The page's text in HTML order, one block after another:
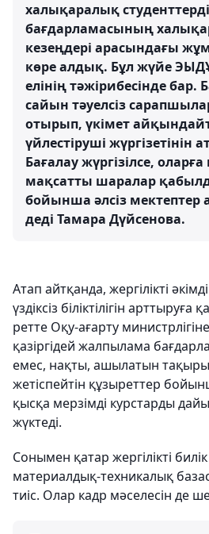
халықаралық
бағдарламасының
кезеңдері арасындағы
көре алдық. Бұл жүйе
елінің тәжірибесінде
сайын тәуелсіз
отырып, үкімет
үйлестіруші жүргізетінін
Бағалау жүргізілсе,
мақсатты шаралар
бойынша әлсіз
деді Тамара Дүйсенова.
Атап айтқанда, жергілікті
үздіксіз біліктілігін
ретте Оқу-ағарту
қазіргідей жалпылама
емес, нақты, ашылатын
жетіспейтін құзыреттер
қысқа мерзімді курстарды
жүктеді.
Сонымен қатар жергілікті
материалдық-техникалық
тиіс. Олар кадр мәселесін де